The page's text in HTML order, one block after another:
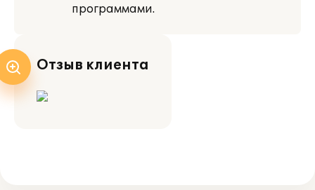
программами.
Отзыв клиента